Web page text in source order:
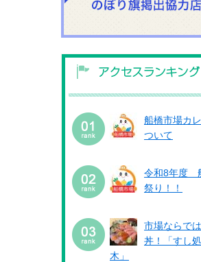
船橋市場カ
ついて
令和8年度
祭り！！
市場ならで
丼！「すし
木」